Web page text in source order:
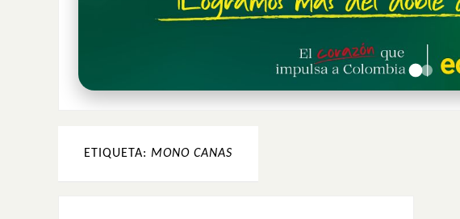
ETIQUETA: MONO CANAS